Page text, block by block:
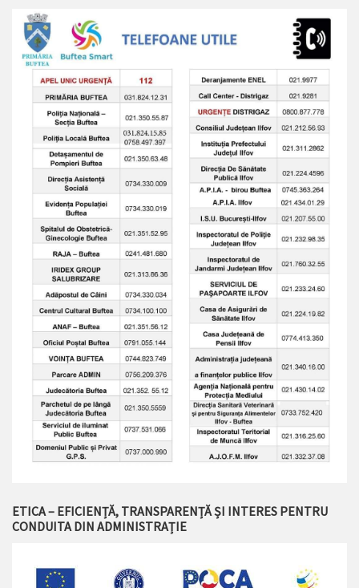
ETICA – EFICIENȚĂ, TRANSPARENȚĂ ȘI INTERES PENTRU
CONDUITA DIN ADMINISTRAȚIE